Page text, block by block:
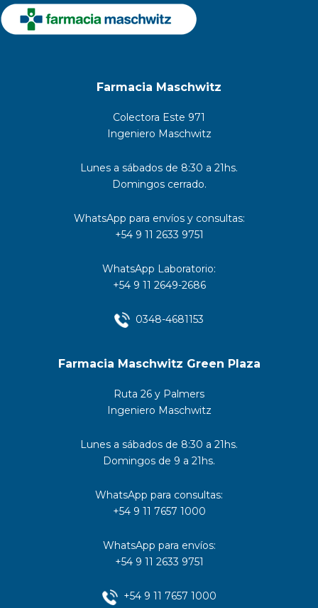
Farmacia Maschwitz
Colectora Este 971
Ingeniero Maschwitz
Lunes a sábados de 8:30 a 21hs.
Domingos cerrado.
WhatsApp para envíos y consultas:
+54 9 11 2633 9751
WhatsApp Laboratorio:
+54 9 11 2649-2686
0348-4681153
Farmacia Maschwitz Green Plaza
Ruta 26 y Palmers
Ingeniero Maschwitz
Lunes a sábados de 8:30 a 21hs.
Domingos de 9 a 21hs.
WhatsApp para consultas:
+54 9 11 7657 1000
WhatsApp para envíos:
+54 9 11 2633 9751
+54 9 11 7657 1000